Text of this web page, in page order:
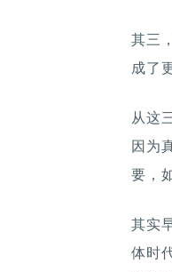
其三
成了
从这
因为
要，
其实
体时